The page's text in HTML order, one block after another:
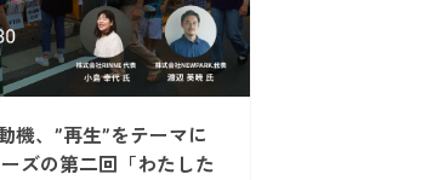
機、”再生”をテーマに
ズの第二回「わたした